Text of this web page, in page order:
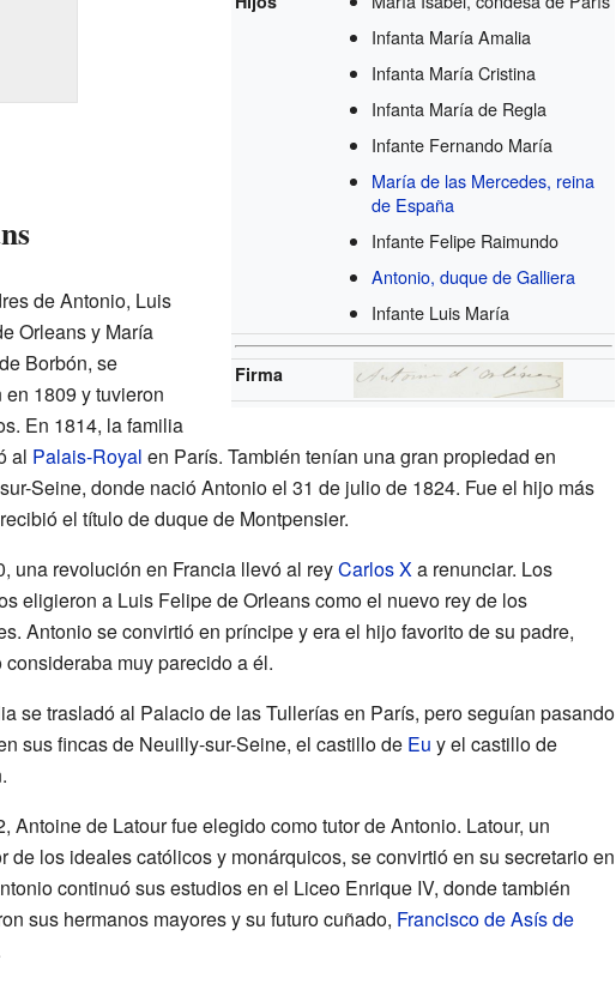
Infanta María Amalia
Infanta María Cristina
Infanta María de Regla
Infante Fernando María
María de las Mercedes, reina
de España
Infante Felipe Raimundo
Antonio, duque de Galliera
Infante Luis María
Firma
de Antonio, Luis
Orleans y María
Borbón, se
en 1809 y tuvieron
En 1814, la familia
al Palais-Royal en París. También tenían una gran propiedad en
Seine, donde nació Antonio el 31 de julio de 1824. Fue el hijo más
el título de duque de Montpensier.
una revolución en Francia llevó al reyCarlos Xa renunciar. Los
eligieron a Luis Felipe de Orleans como el nuevo rey de los
Antonio se convirtió en príncipe y era el hijo favorito de su padre,
consideraba muy parecido a él.
se trasladó al Palacio de las Tullerías en París, pero seguían pasando
sus fincas de Neuilly-sur-Seine, el castillo de Eu y el castillo de
Antoine de Latour fue elegido como tutor de Antonio. Latour, un
de los ideales católicos y monárquicos, se convirtió en su secretario en
continuó sus estudios en el Liceo Enrique IV, donde también
sus hermanos mayores y su futuro cuñado, Francisco de Asís de